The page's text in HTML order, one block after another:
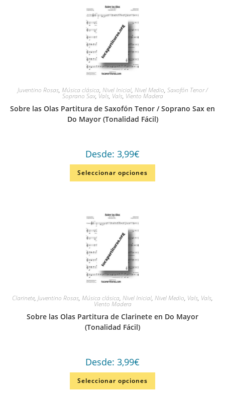
Juventino Rosas, Música clásica, Nivel Inicial, Nivel Medio, Saxofón Tenor /
Soprano Sax, Vals, Vals, Viento Madera
Sobre las Olas Partitura de Saxofón Tenor / Soprano Sax en
Do Mayor (Tonalidad Fácil)
Desde: 3,99€
Seleccionar opciones
Clarinete, Juventino Rosas, Música clásica, Nivel Inicial, Nivel Medio, Vals, Vals,
Viento Madera
Sobre las Olas Partitura de Clarinete en Do Mayor
(Tonalidad Fácil)
Desde: 3,99€
Seleccionar opciones